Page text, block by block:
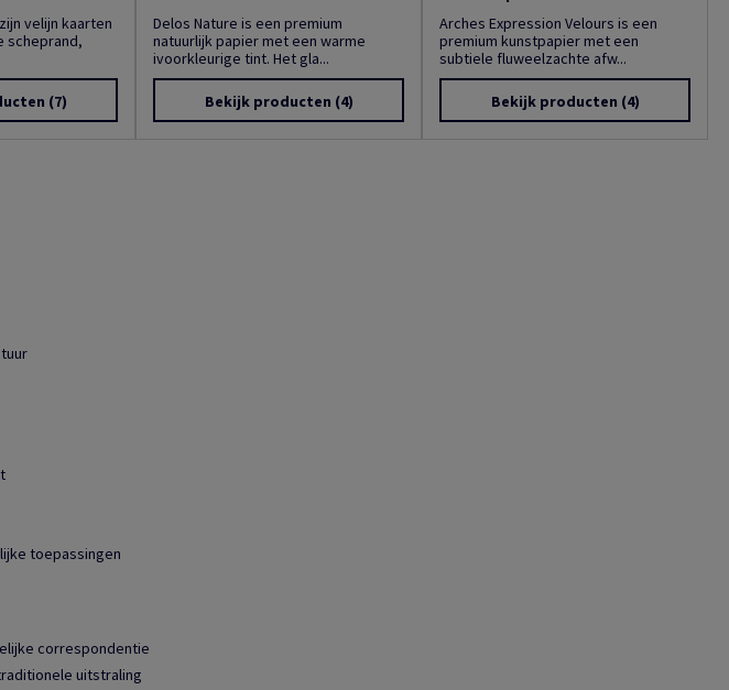
velijn kaarten
scheprand,
(7)
Delos Nature is een premium
natuurlijk papier met een warme
ivoorkleurige tint. Het gla...
Bekijk producten (4)
Arches Expression Velours is een
premium kunstpapier met een
subtiele fluweelzachte afw...
Bekijk producten (4)
toepassingen
correspondentie
uitstraling